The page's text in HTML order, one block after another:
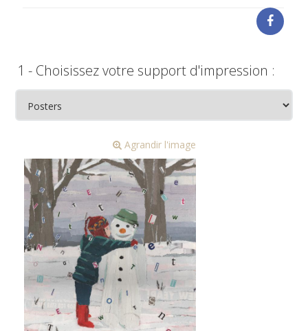
1 - Choisissez votre support d'impression :
Agrandir l'image